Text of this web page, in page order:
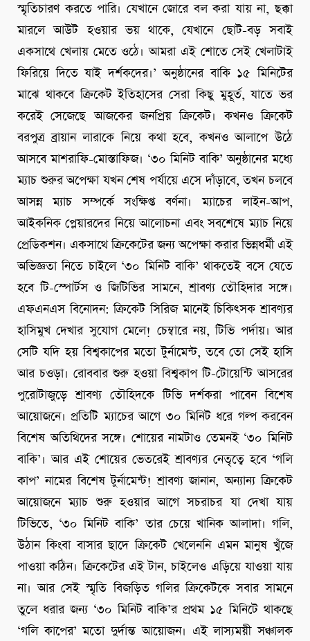
স্মৃতিচারণ করতে পারি। যেখানে জোরে বল করা যায় না, ছক্কা
মারলে আউট হওয়ার ভয় থাকে, যেখানে ছোট-বড় সবাই
একসাথে খেলায় মেতে ওঠে। আমরা এই শোতে সেই খেলাটাই
ফিরিয়ে দিতে যাই দর্শকদের।’ অনুষ্ঠানের বাকি ১৫ মিনিটের
মাঝে থাকবে ক্রিকেট ইতিহাসের সেরা কিছু মুহূর্ত, যাতে ভর
করেই সেজেছে আজকের জনপ্রিয় ক্রিকেট। কখনও ক্রিকেট
বরপুত্র ব্রায়ান লারাকে নিয়ে কথা হবে, কখনও আলাপে উঠে
আসবে মাশরাফি-মোস্তাফিজ। ‘৩০ মিনিট বাকি’ অনুষ্ঠানের মধ্যে
ম্যাচ শুরুর অপেক্ষা যখন শেষ পর্যায়ে এসে দাঁড়াবে, তখন চলবে
আসন্ন ম্যাচ সম্পর্কে সংক্ষিপ্ত বর্ণনা। ম্যাচের লাইন-আপ,
আইকনিক প্লেয়ারদের নিয়ে আলোচনা এবং সবশেষে ম্যাচ নিয়ে
প্রেডিকশন। একসাথে ক্রিকেটের জন্য অপেক্ষা করার ভিন্নধর্মী এই
অভিজ্ঞতা নিতে চাইলে ‘৩০ মিনিট বাকি’ থাকতেই বসে যেতে
হবে টি-স্পোর্টস ও জিটিভির সামনে, শ্রাবণ্য তৌহিদার সঙ্গে।
এফএনএস বিনোদন: ক্রিকেট সিরিজ মানেই চিকিৎসক শ্রাবণ্যর
হাসিমুখ দেখার সুযোগ মেলে! চেম্বারে নয়, টিভি পর্দায়। আর
সেটি যদি হয় বিশ্বকাপের মতো টুর্নামেন্ট, তবে তো সেই হাসি
আর চওড়া। রোববার শুরু হওয়া বিশ্বকাপ টি-টোয়েন্টি আসরের
পুরোটাজুড়ে শ্রাবণ্য তৌহিদকে টিভি দর্শকরা পাবেন বিশেষ
আয়োজনে। প্রতিটি ম্যাচের আগে ৩০ মিনিট ধরে গল্প করবেন
বিশেষ অতিথিদের সঙ্গে। শোয়ের নামটাও তেমনই ‘৩০ মিনিট
বাকি’। আর এই শোয়ের ভেতরেই শ্রাবণ্যর নেতৃত্বে হবে ‘গলি
কাপ’ নামের বিশেষ টুর্নামেন্ট! শ্রাবণ্য জানান, অন্যান্য ক্রিকেট
আয়োজনে ম্যাচ শুরু হওয়ার আগে সচরাচর যা দেখা যায়
টিভিতে, ‘৩০ মিনিট বাকি’ তার চেয়ে খানিক আলাদা। গলি,
উঠান কিংবা বাসার ছাদে ক্রিকেট খেলেননি এমন মানুষ খুঁজে
পাওয়া কঠিন। ক্রিকেটের এই টান, চাইলেও এড়িয়ে যাওয়া যায়
না। আর সেই স্মৃতি বিজড়িত গলির ক্রিকেটকে সবার সামনে
তুলে ধরার জন্য ‘৩০ মিনিট বাকি’র প্রথম ১৫ মিনিটে থাকছে
‘গলি কাপের’ মতো দুর্দান্ত আয়োজন। এই লাস্যময়ী সঞ্চালক